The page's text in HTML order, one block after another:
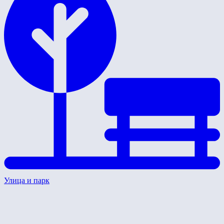
Улица и парк